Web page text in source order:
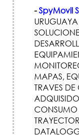
-SpyMovil
MAPAS,
TRAVES
CONSUMO